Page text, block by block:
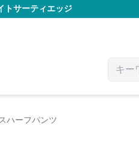
トサーティエッジ
ハーフパンツ